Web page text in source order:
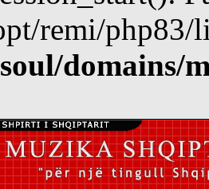
remi/php83/
domains/